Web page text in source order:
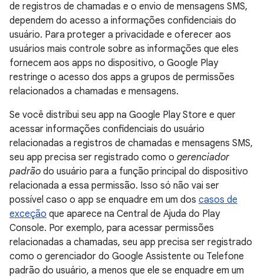
de registros de chamadas e o envio de mensagens SMS,
dependem do acesso a informações confidenciais do
usuário. Para proteger a privacidade e oferecer aos
usuários mais controle sobre as informações que eles
fornecem aos apps no dispositivo, o Google Play
restringe o acesso dos apps a grupos de permissões
relacionados a chamadas e mensagens.
Se você distribui seu app na Google Play Store e quer
acessar informações confidenciais do usuário
relacionadas a registros de chamadas e mensagens SMS,
seu app precisa ser registrado como o gerenciador
padrão do usuário para a função principal do dispositivo
relacionada a essa permissão. Isso só não vai ser
possível caso o app se enquadre em um dos casos de
exceção que aparece na Central de Ajuda do Play
Console. Por exemplo, para acessar permissões
relacionadas a chamadas, seu app precisa ser registrado
como o gerenciador do Google Assistente ou Telefone
padrão do usuário, a menos que ele se enquadre em um